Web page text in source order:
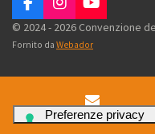
F
a
c
e
o
k
I
n
s
t
g
a
m
Y
o
T
b
e
© 2024 - 2026 Convenzione
Fornito da Webador
Email